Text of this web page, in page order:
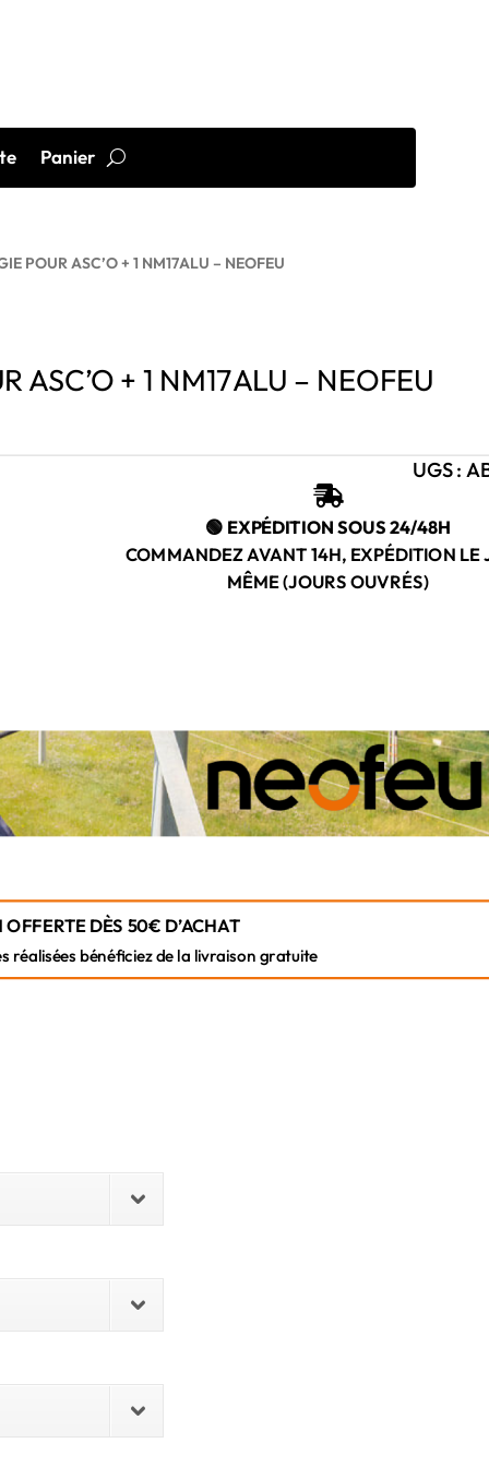
Panier
POUR ASC’O + 1 NM17ALU – NEOFEU
ASC’O + 1 NM17ALU – NEOFEU
UGS :

🟢 EXPÉDITION SOUS 24/48H
COMMANDEZ AVANT 14H, EXPÉDITION LE
MÊME (JOURS OUVRÉS)
DÈS 50€ D’ACHAT
réalisées bénéficiez de la livraison gratuite